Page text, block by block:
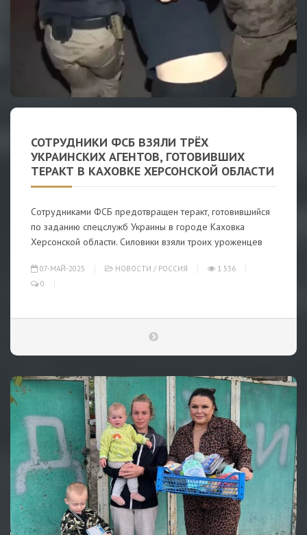
СОТРУДНИКИ ФСБ ВЗЯЛИ ТРЁХ
УКРАИНСКИХ АГЕНТОВ, ГОТОВИВШИХ
ТЕРАКТ В КАХОВКЕ ХЕРСОНСКОЙ ОБЛАСТИ
Сотрудниками ФСБ предотвращен теракт, готовившийся
по заданию спецслужб Украины в городе Каховка
Херсонской области. Силовики взяли троих уроженцев
07-МАЙ-2025 НОВОСТИ / РОССИЯ
1 536
0